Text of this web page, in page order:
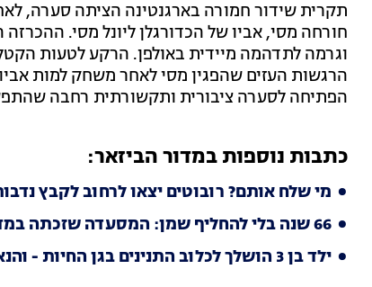
תקרית שידור חמורה בארגנטינה הציתה סערה,
חורחה מסי, אביו של הכדורגלן ליונל מסי.
וגרמה לתדהמה מיידית באולפן. הרקע לטעות
הרגשות העזים שהפגין מסי לאחר משחק למות
הפתיחה לסערה ציבורית ותקשורתית רחבה
כתבות נוספות במדור הביזאר:
מי שלח אותם? רובוטים יצאו לרחוב לקבץ
66 שנה בלי להחליף שמן: המסעדה שזכתה במדליית זהב ומסעירה את הרשת
ילד בן 3 הושלך לכלוב התנינים בגן החיות - והנאשם שוחרר לביתו